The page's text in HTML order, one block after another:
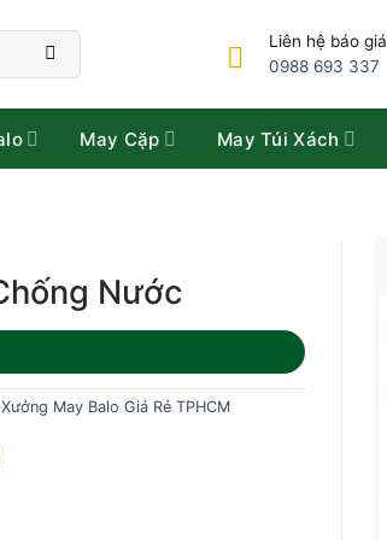
Liên hệ báo giá
0988 693 337
May Cặp May Túi Xách
Nước
Xưởng May Balo Giá Rẻ TPHCM